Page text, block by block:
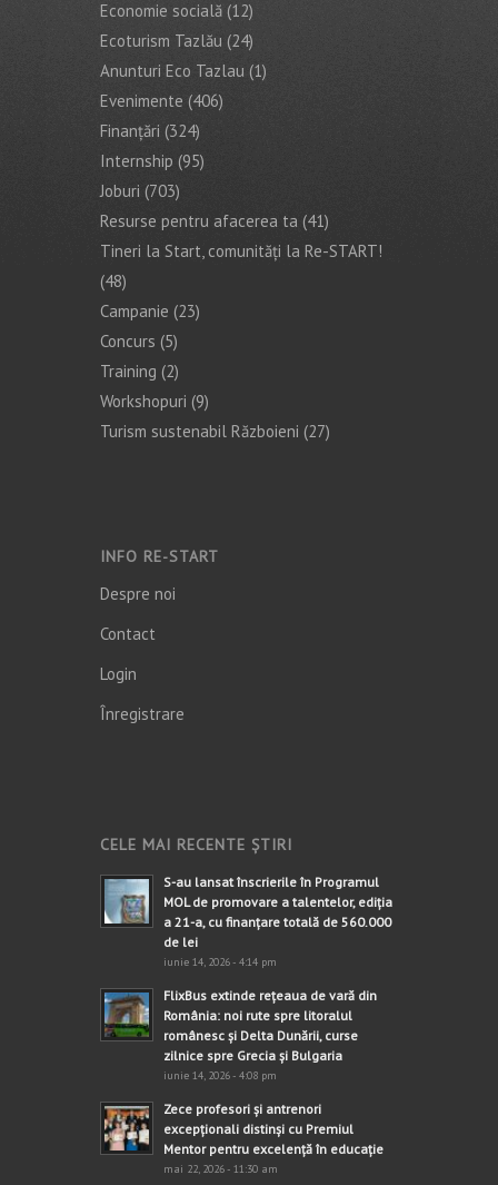
Economie socială (12)
Ecoturism Tazlău (24)
Anunturi Eco Tazlau (1)
Evenimente (406)
Finanţări (324)
Internship (95)
Joburi (703)
Resurse pentru afacerea ta (41)
Tineri la Start, comunități la Re-START!
(48)
Campanie (23)
Concurs (5)
Training (2)
Workshopuri (9)
Turism sustenabil Războieni (27)
INFO RE-START
Despre noi
Contact
Login
Înregistrare
CELE MAI RECENTE ȘTIRI
S-au lansat înscrierile în Programul
MOL de promovare a talentelor, ediția
a 21-a, cu finanțare totală de 560.000
de lei
iunie 14, 2026 - 4:14 pm
FlixBus extinde rețeaua de vară din
România: noi rute spre litoralul
românesc și Delta Dunării, curse
zilnice spre Grecia și Bulgaria
iunie 14, 2026 - 4:08 pm
Zece profesori și antrenori
excepționali distinși cu Premiul
Mentor pentru excelență în educație
mai 22, 2026 - 11:30 am